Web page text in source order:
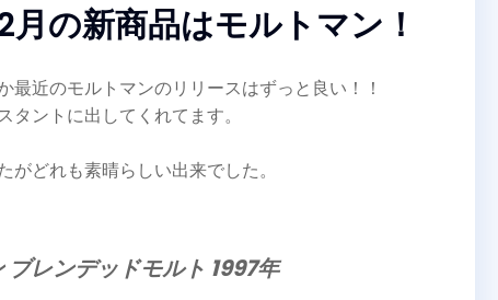
の新商品はモルトマン！
近のモルトマンのリリースはずっと良い！！
ントに出してくれてます。
どれも素晴らしい出来でした。
ブレンデッドモルト 1997年